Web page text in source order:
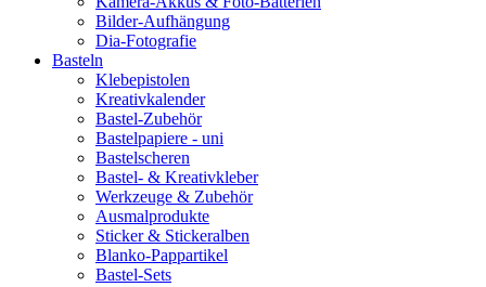
Bilder-Aufhängung
Dia-Fotografie
Basteln
Klebepistolen
Kreativkalender
Bastel-Zubehör
Bastelpapiere - uni
Bastelscheren
Bastel- & Kreativkleber
Werkzeuge & Zubehör
Ausmalprodukte
Sticker & Stickeralben
Blanko-Pappartikel
Bastel-Sets